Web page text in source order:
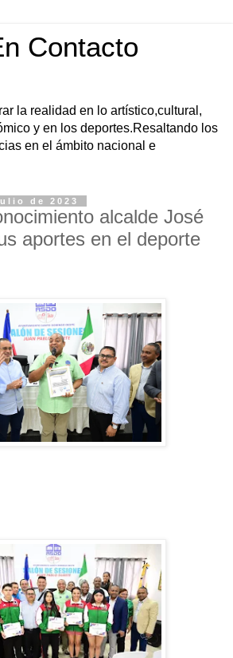
Contacto
la realidad en lo artístico,cultural,
y en los deportes.Resaltando los
en el ámbito nacional e
de 2023
alcalde José
aportes en el deporte